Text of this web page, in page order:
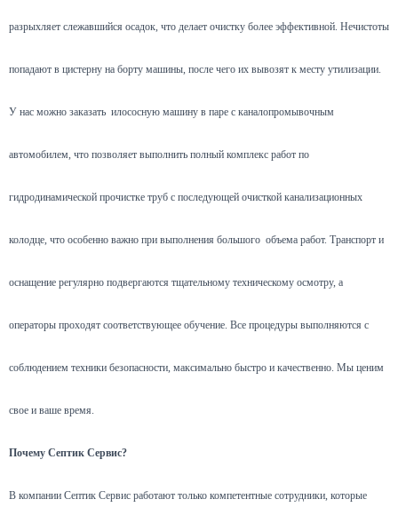
разрыхляет слежавшийся осадок, что делает очистку более эффективной. Нечистоты
попадают в цистерну на борту машины, после чего их вывозят к месту утилизации.
У нас можно заказать илососную машину в паре с каналопромывочным
автомобилем, что позволяет выполнить полный комплекс работ по
гидродинамической прочистке труб с последующей очисткой канализационных
колодце, что особенно важно при выполнения большого объема работ. Транспорт и
оснащение регулярно подвергаются тщательному техническому осмотру, а
операторы проходят соответствующее обучение. Все процедуры выполняются с
соблюдением техники безопасности, максимально быстро и качественно. Мы ценим
свое и ваше время.
Почему Септик Сервис?
В компании Септик Сервис работают только компетентные сотрудники, которые